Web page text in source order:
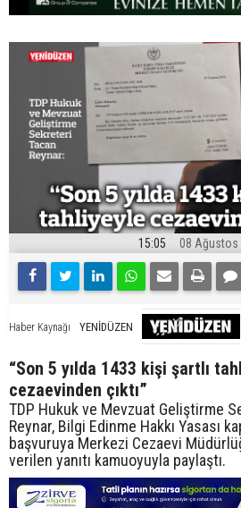
15:05 08 Ağustos
Haber Kaynağı YENİDÜZEN
“Son 5 yılda 1433 kişi şartlı
cezaevinden çıktı”
TDP Hukuk ve Mevzuat Geliştirme
Reynar, Bilgi Edinme Hakkı Yasası
başvuruya Merkezi Cezaevi
verilen yanıtı kamuoyuyla paylaştı.